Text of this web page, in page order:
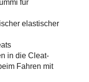
für
elastischer
in die Cleat-
Fahren mit